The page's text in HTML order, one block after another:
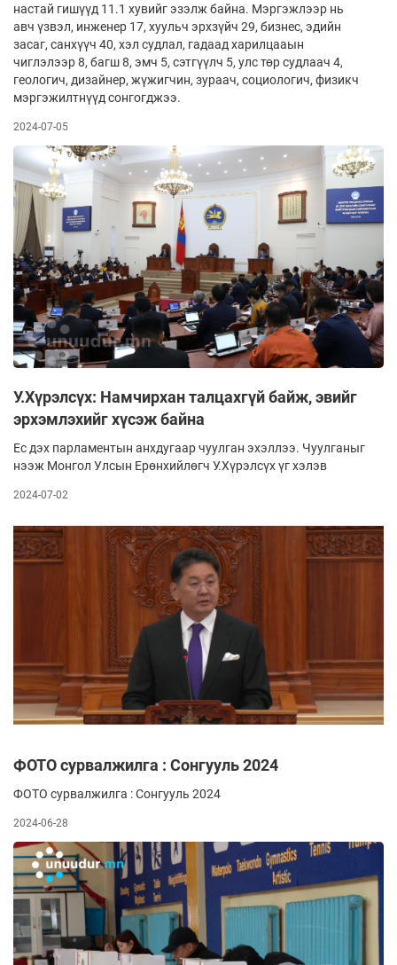
настай гишүүд 11.1 хувийг эзэлж байна. Мэргэжлээр нь
авч үзвэл, инженер 17, хуульч эрхзүйч 29, бизнес, эдийн
засаг, санхүүч 40, хэл судлал, гадаад харилцааын
чиглэлээр 8, багш 8, эмч 5, сэтгүүлч 5, улс төр судлаач 4,
геологич, дизайнер, жүжигчин, зураач, социологич, физикч
мэргэжилтнүүд сонгогджээ.
2024-07-05
У.Хүрэлсүх: Намчирхан талцахгүй байж, эвийг
эрхэмлэхийг хүсэж байна
Ес дэх парламентын анхдугаар чуулган эхэллээ. Чуулганыг
нээж Монгол Улсын Ерөнхийлөгч У.Хүрэлсүх үг хэлэв
2024-07-02
ФОТО сурвалжилга : Сонгууль 2024
ФОТО сурвалжилга : Сонгууль 2024
2024-06-28